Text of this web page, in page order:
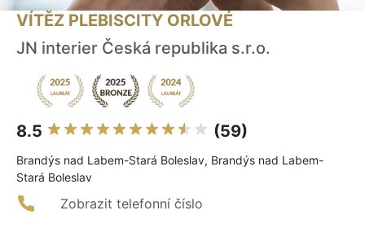
VÍTĚZ PLEBISCITY ORLOVÉ
JN interier Česká republika s.r.o.
8.5 (59)
Brandýs nad Labem-Stará Boleslav, Brandýs nad Labem-
Stará Boleslav
Zobrazit telefonní číslo